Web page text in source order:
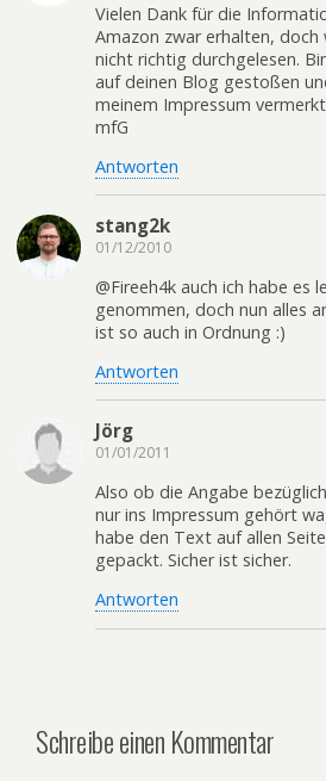
Vielen Dank für die
Amazon zwar erhalten,
nicht richtig durchgelesen.
auf deinen Blog gestoßen
meinem Impressum
mfG
Antworten
stang2k
01/12/2010
@Fireeh4k auch ich habe es
genommen, doch nun alles
ist so auch in Ordnung :)
Antworten
Jörg
01/01/2011
Also ob die Angabe
nur ins Impressum gehört
habe den Text auf allen
gepackt. Sicher ist sicher.
Antworten
Schreibe einen Kommentar